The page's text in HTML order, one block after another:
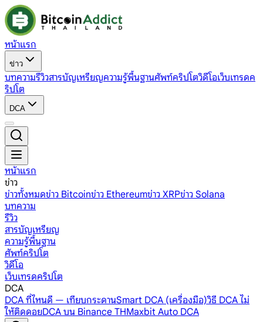
หน้าแรก
ข่าว
บทความรีวิวสารบัญเหรียญความรู้พื้นฐานศัพท์คริปโตวิดีโอเว็บเทรดค
ริปโต
DCA
หน้าแรก
ข่าว
ข่าวทั้งหมดข่าว Bitcoinข่าว Ethereumข่าว XRPข่าว Solana
บทความ
รีวิว
สารบัญเหรียญ
ความรู้พื้นฐาน
ศัพท์คริปโต
วิดีโอ
เว็บเทรดคริปโต
DCA
DCA ที่ไหนดี — เทียบกระดานSmart DCA (เครื่องมือ)วิธี DCA ไม่
ให้ติดดอยDCA บน Binance THMaxbit Auto DCA